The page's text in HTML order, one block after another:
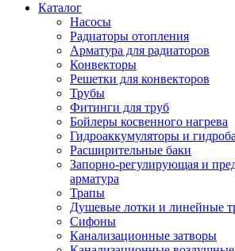
Каталог
Насосы
Радиаторы отопления
Арматура для радиаторов
Конвекторы
Решетки для конвекторов
Трубы
Фитинги для труб
Бойлеры косвенного нагрева
Гидроаккумуляторы и
Расширительные баки
Запорно-регулирующая и
арматура
Трапы
Душевые лотки и линейные
Сифоны
Канализационные затворы